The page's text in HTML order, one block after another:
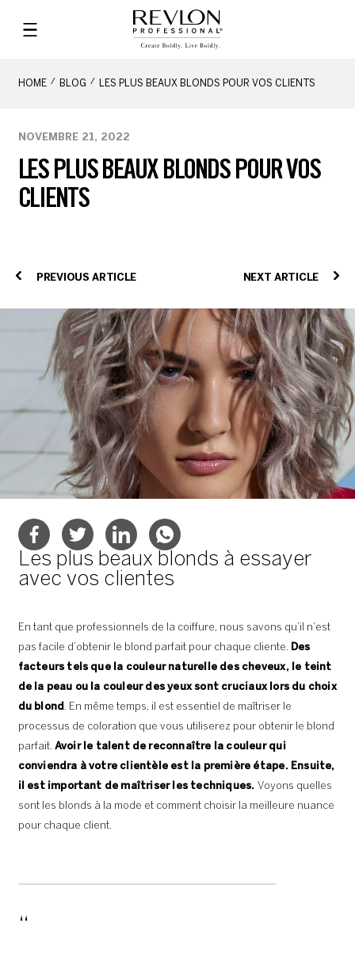
HOME BLOG LES PLUS BEAUX BLONDS POUR VOS CLIENTS
LES PLUS BEAUX BLONDS POUR VOS
CLIENTS
NOVEMBRE 21, 2022
PREVIOUS ARTICLE NEXT ARTICLE
Les plus beaux blonds à essayer
avec vos clientes
En tant que professionnels de la coiffure, nous savons qu’il n’est
pas facile d’obtenir le blond parfait pour chaque cliente. Des
facteurs tels que la couleur naturelle des cheveux, le teint
de la peau ou la couleur des yeux sont cruciaux lors du choix
du blond. En même temps, il est essentiel de maîtriser le
processus de coloration que vous utiliserez pour obtenir le blond
parfait. Avoir le talent de reconnaître la couleur qui
conviendra à votre clientèle est la première étape. Ensuite,
il est important de maîtriser les techniques. Voyons quelles
sont les blonds à la mode et comment choisir la meilleure nuance
pour chaque client.